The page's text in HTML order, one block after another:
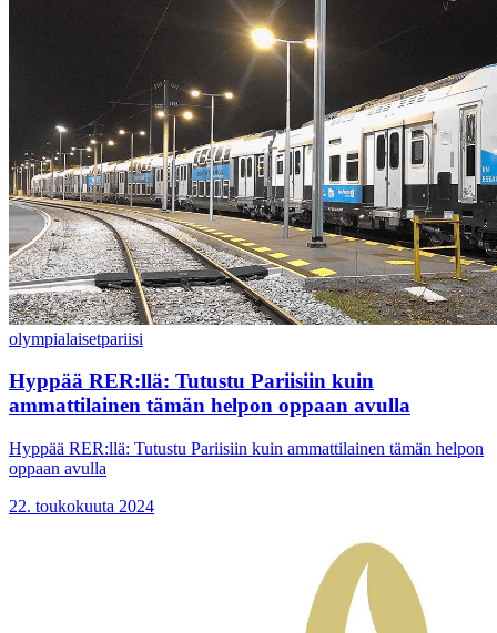
olympialaisetpariisi
Hyppää RER:llä: Tutustu Pariisiin kuin
ammattilainen tämän helpon oppaan avulla
Hyppää RER:llä: Tutustu Pariisiin kuin ammattilainen tämän helpon
oppaan avulla
22. toukokuuta 2024